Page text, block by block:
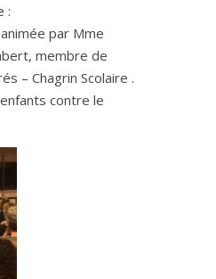
:
par Mme
membre de
– Chagrin Scolaire .
contre le